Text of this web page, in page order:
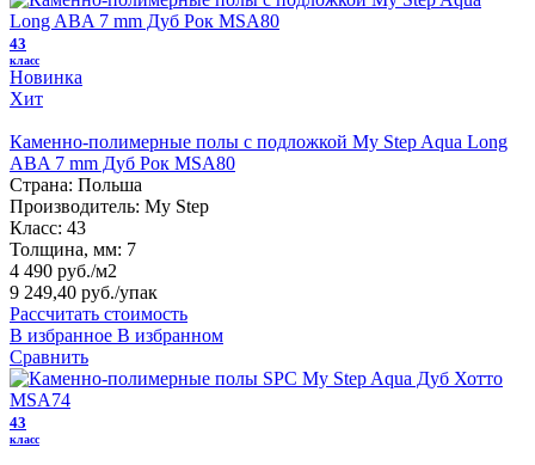
43
класс
Новинка
Хит
Каменно-полимерные полы с подложкой My Step Aqua Long
ABA 7 mm Дуб Рок MSA80
Страна: Польша
Производитель: My Step
Класс: 43
Толщина, мм: 7
4 490 руб./м2
9 249,40 руб./упак
Рассчитать стоимость
В избранное В избранном
Сравнить
43
класс